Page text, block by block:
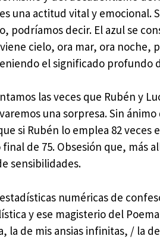
una actitud vital y emocional.
podríamos decir. El azul se
cielo, ora mar, ora noche,
el significado profundo
las veces que Rubén y
una sorpresa. Sin
si Rubén lo emplea 82 veces
de 75. Obsesión que, más
sensibilidades.
numéricas de
y ese magisterio del
la de mis ansias infinitas, / la